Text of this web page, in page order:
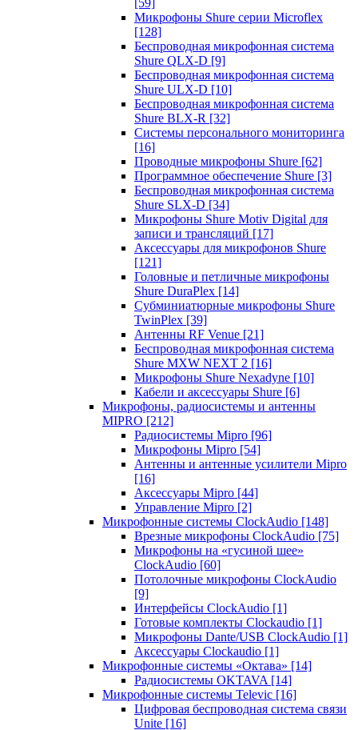
[59]
Микрофоны Shure серии Microflex
[128]
Беспроводная микрофонная система
Shure QLX-D [9]
Беспроводная микрофонная система
Shure ULX-D [10]
Беспроводная микрофонная система
Shure BLX-R [32]
Системы персонального мониторинга
[16]
Проводные микрофоны Shure [62]
Программное обеспечение Shure [3]
Беспроводная микрофонная система
Shure SLX-D [34]
Микрофоны Shure Motiv Digital для
записи и трансляций [17]
Аксессуары для микрофонов Shure
[121]
Головные и петличные микрофоны
Shure DuraPlex [14]
Субминиатюрные микрофоны Shure
TwinPlex [39]
Антенны RF Venue [21]
Беспроводная микрофонная система
Shure MXW NEXT 2 [16]
Микрофоны Shure Nexadyne [10]
Кабели и аксессуары Shure [6]
Микрофоны, радиосистемы и антенны
MIPRO [212]
Радиосистемы Mipro [96]
Микрофоны Mipro [54]
Антенны и антенные усилители Mipro
[16]
Аксессуары Mipro [44]
Управление Mipro [2]
Микрофонные системы ClockAudio [148]
Врезные микрофоны ClockAudio [75]
Микрофоны на «гусиной шее»
ClockAudio [60]
Потолочные микрофоны ClockAudio
[9]
Интерфейсы ClockAudio [1]
Готовые комплекты Clockaudio [1]
Микрофоны Dante/USB ClockAudio [1]
Аксессуары Clockaudio [1]
Микрофонные системы «Октава» [14]
Радиосистемы OKTAVA [14]
Микрофонные системы Televic [16]
Цифровая беспроводная система связи
Unite [16]